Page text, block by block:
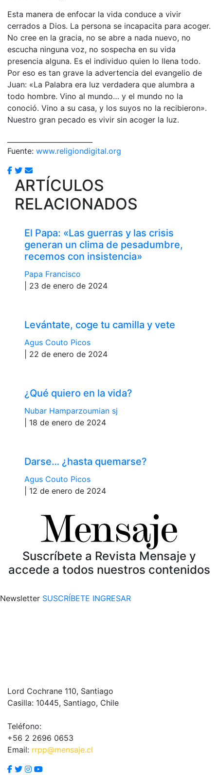
Esta manera de enfocar la vida conduce a vivir
cerrados a Dios. La persona se incapacita para acoger.
No cree en la gracia, no se abre a nada nuevo, no
escucha ninguna voz, no sospecha en su vida
presencia alguna. Es el individuo quien lo llena todo.
Por eso es tan grave la advertencia del evangelio de
Juan: «La Palabra era luz verdadera que alumbra a
todo hombre. Vino al mundo… y el mundo no la
conoció. Vino a su casa, y los suyos no la recibieron».
Nuestro gran pecado es vivir sin acoger la luz.
Fuente: www.religiondigital.org
ARTÍCULOS
RELACIONADOS
El Papa: «Las guerras y las crisis
generan un clima de pesadumbre,
recemos con insistencia»
Papa Francisco
| 23 de enero de 2024
Levántate, coge tu camilla y vete
Agus Couto Picos
| 22 de enero de 2024
¿Qué quiero en la vida?
Nubar Hamparzoumian sj
| 18 de enero de 2024
Darse… ¿hasta quemarse?
Agus Couto Picos
| 12 de enero de 2024
Suscríbete a Revista Mensaje y
accede a todos nuestros contenidos
Newsletter SUSCRÍBETE INGRESAR
Lord Cochrane 110, Santiago
Casilla: 10445, Santiago, Chile
Teléfono:
+56 2 2696 0653
Email: rrpp@mensaje.cl